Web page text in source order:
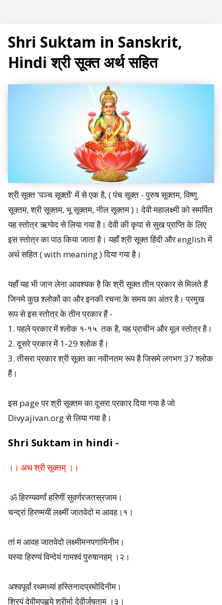
T
r
g
P
o
s
t
W
h
a
t
a
r
e
P
c
h
a
K
o
Shri Suktam in Sanskrit,
Hindi श्री सूक्त अर्थ सहित
श्री सूक्त 'पञ्च सूक्तों' में से एक है, ( पंच सूक्त - पुरुष सूक्तम, विष्णु
सूक्तम, श्री सूक्तम, भू सूक्तम, नील सूक्तम )। देवी महालक्ष्मी को समर्पित
यह स्तोत्र ऋग्वेद से लिया गया है। देवी की कृपा से सुख प्राप्ति के लिए
इस स्तोत्र का पाठ किया जाता है। यहाँ श्री सूक्त हिंदी और english में
अर्थ सहित ( with meaning ) दिया गया है।
यहाँ यह भी जान लेना आवश्यक है कि श्री सूक्त तीन प्रकार से मिलते हैं
जिनमे कुछ श्लोकों का और इनकी रचना के समय का अंतर है। प्रमुख
रूप से इस स्तोत्र के तीन प्रकार हैं -
1. पहले प्रकार में श्लोक १-१५ तक है, यह प्राचीन और मूल स्तोत्र है।
2. दूसरे प्रकार में 1-29 श्लोक हैं।
3. तीसरा प्रकार श्री सूक्त का नवीनतम रूप है जिसमे लगभग 37 श्लोक
हैं।
इस page पर श्री सूक्तम का दूसरा प्रकार दिया गया है जो
Divyajivan.org से लिया गया है।
Shri Suktam in hindi -
।। अथ श्री सूक्तम् ।।
ॐ हिरण्यवर्णां हरिणीं सुवर्णरजतस्रजाम।
चन्द्रां हिरण्मयीं लक्ष्मीं जातवेदो म आवह।१।
तां म आवह जातवेदो लक्ष्मीमनपगामिनीम।
यस्या हिरण्यं विन्देयं गामश्वं पुरुषानहम् ।२।
अश्वपूर्वां रथमध्यां हस्तिनादप्रमोदिनीम।
श्रियं देवीमुपह्वये श्रीर्मा देवीर्जुषताम ।३।